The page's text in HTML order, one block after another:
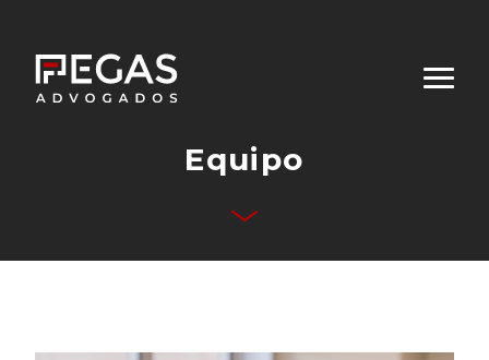
Quiénes Somos
Áreas de Desempeño
Equipo